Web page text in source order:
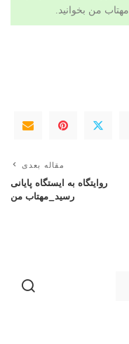
مهتاب من بخوانید.
مقاله بعدی
روایتگاه به ایستگاه پایانی
رسید_مهتاب من